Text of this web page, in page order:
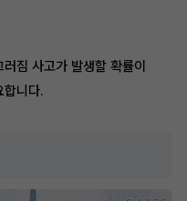
짐 사고가 발생할 확률이
합니다.